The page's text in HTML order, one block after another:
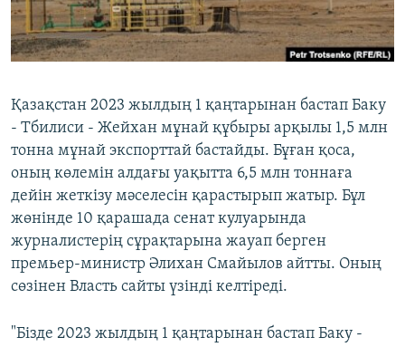
Басқа тілдерде
Қазақстан 2023 жылдың 1 қаңтарынан бастап Баку
- Тбилиси - Жейхан мұнай құбыры арқылы 1,5 млн
тонна мұнай экспорттай бастайды. Бұған қоса,
оның көлемін алдағы уақытта 6,5 млн тоннаға
дейін жеткізу мәселесін қарастырып жатыр. Бұл
жөнінде 10 қарашада сенат кулуарында
журналистерің сұрақтарына жауап берген
премьер-министр Әлихан Смайылов айтты. Оның
сөзінен Власть сайты үзінді келтіреді.
"Бізде 2023 жылдың 1 қаңтарынан бастап Баку -